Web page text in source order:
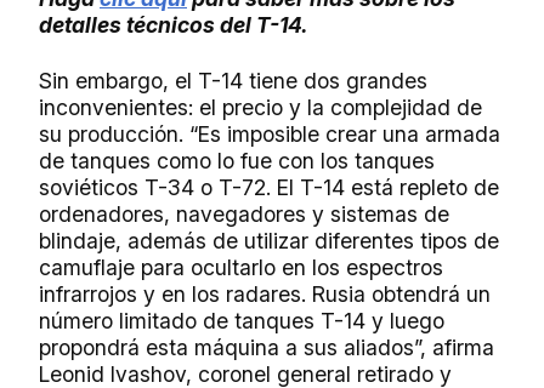
detalles técnicos del T-14.
Sin embargo, el T-14 tiene dos grandes
inconvenientes: el precio y la complejidad de
su producción. “Es imposible crear una armada
de tanques como lo fue con los tanques
soviéticos T-34 o T-72. El T-14 está repleto de
ordenadores, navegadores y sistemas de
blindaje, además de utilizar diferentes tipos de
camuflaje para ocultarlo en los espectros
infrarrojos y en los radares. Rusia obtendrá un
número limitado de tanques T-14 y luego
propondrá esta máquina a sus aliados”, afirma
Leonid Ivashov, coronel general retirado y